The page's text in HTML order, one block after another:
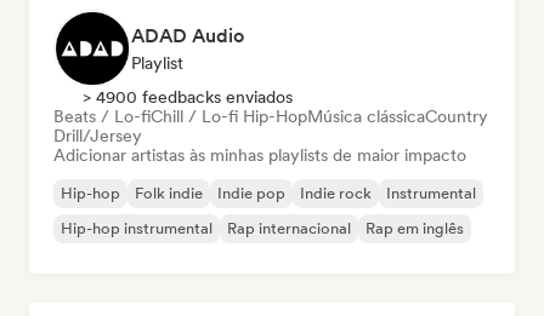
ADAD Audio
Playlist
> 4900 feedbacks enviados
Beats / Lo-fiChill / Lo-fi Hip-HopMúsica clássicaCountry
Drill/Jersey
Adicionar artistas às minhas playlists de maior impacto
Hip-hop Folk indie Indie pop Indie rock
Instrumental
Hip-hop instrumental
Rap internacional Rap em inglês